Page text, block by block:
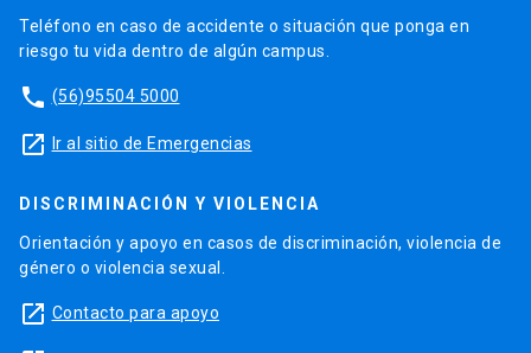
Teléfono en caso de accidente o situación que ponga en
riesgo tu vida dentro de algún campus.
phone (56)95504 5000
launch Ir al sitio de Emergencias
DISCRIMINACIÓN Y VIOLENCIA
Orientación y apoyo en casos de discriminación, violencia de
género o violencia sexual.
launch Contacto para apoyo